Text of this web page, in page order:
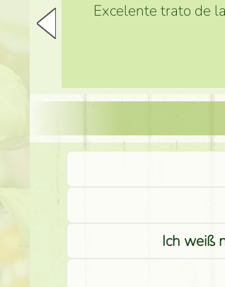
Excelente trato de
Ich weiß